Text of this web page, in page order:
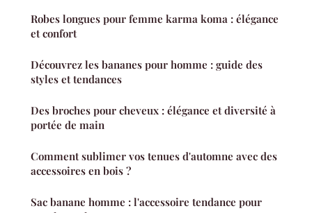
Robes longues pour femme karma koma : élégance
et confort
Découvrez les bananes pour homme : guide des
styles et tendances
Des broches pour cheveux : élégance et diversité à
portée de main
Comment sublimer vos tenues d'automne avec des
accessoires en bois ?
Sac banane homme : l'accessoire tendance pour